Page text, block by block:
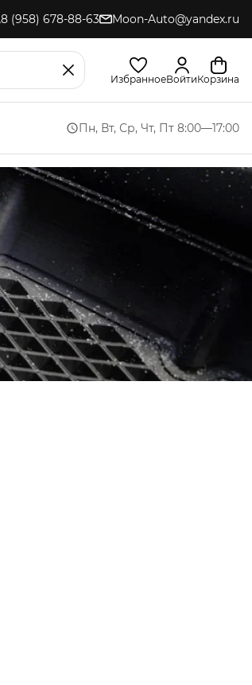
8 (958) 678-88-63 Moon-Auto@yandex.ru
ИзбранноеВойтиКорзина
Пн, Вт, Ср, Чт, Пт 8:00—17:00